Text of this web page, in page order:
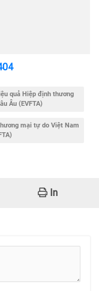
quả Hiệp định thương
Âu (EVFTA)
mại tự do Việt Nam
In